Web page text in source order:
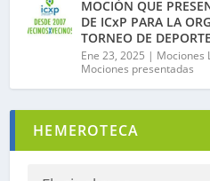
MOCIÓN QUE
DE ICxP PARA LA
TORNEO DE
Ene 23, 2025 | Mociones
Mociones presentadas
HEMEROTECA